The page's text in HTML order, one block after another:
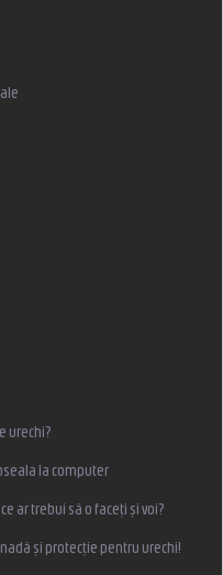
urechi?
la computer
ar trebui să o faceți și voi?
și protecție pentru urechi!